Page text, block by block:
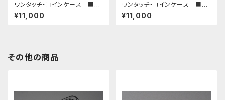
ワンタッチ・コインケース ■ダ
ークグレー・ライトグレー■
¥11,000
ワンタッチ・コインケース ■ラ
イトグレー・ナチュラル■
¥11,000
その他の商品